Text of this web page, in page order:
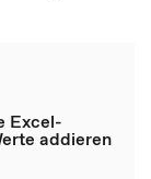
Excel-
addieren